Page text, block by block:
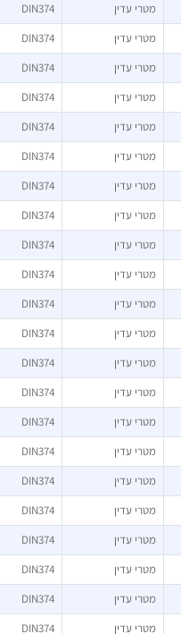
מטרי עדין DIN374
מטרי עדין DIN374
מטרי עדין DIN374
מטרי עדין DIN374
מטרי עדין DIN374
מטרי עדין DIN374
מטרי עדין DIN374
מטרי עדין DIN374
מטרי עדין DIN374
מטרי עדין DIN374
מטרי עדין DIN374
מטרי עדין DIN374
מטרי עדין DIN374
מטרי עדין DIN374
מטרי עדין DIN374
מטרי עדין DIN374
מטרי עדין DIN374
מטרי עדין DIN374
מטרי עדין DIN374
מטרי עדין DIN374
מטרי עדין DIN374
מטרי עדין DIN374